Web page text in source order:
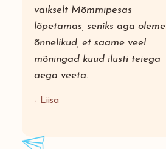
vaikselt Mõmmipesas
lõpetamas, seniks aga oleme
õnnelikud, et saame veel
mõningad kuud ilusti teiega
aega veeta.
- Liisa